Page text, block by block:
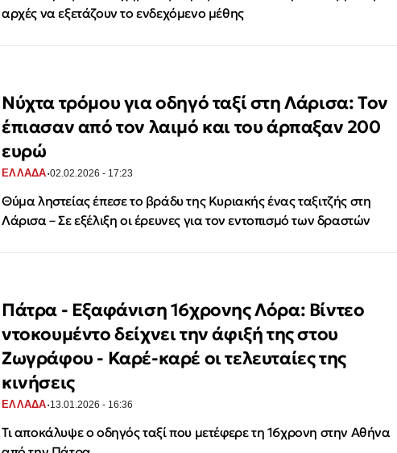
αρχές να εξετάζουν το ενδεχόμενο μέθης
Νύχτα τρόμου για οδηγό ταξί στη Λάρισα: Τον
έπιασαν από τον λαιμό και του άρπαξαν 200
ευρώ
ΕΛΛΑΔΑ·02.02.2026 - 17:23
Θύμα ληστείας έπεσε το βράδυ της Κυριακής ένας ταξιτζής στη
Λάρισα – Σε εξέλιξη οι έρευνες για τον εντοπισμό των δραστών
Πάτρα - Εξαφάνιση 16χρονης Λόρα: Βίντεο
ντοκουμέντο δείχνει την άφιξή της στου
Ζωγράφου - Καρέ-καρέ οι τελευταίες της
κινήσεις
ΕΛΛΑΔΑ·13.01.2026 - 16:36
Τι αποκάλυψε ο οδηγός ταξί που μετέφερε τη 16χρονη στην Αθήνα